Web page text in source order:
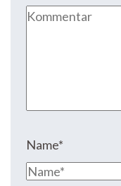
Name*